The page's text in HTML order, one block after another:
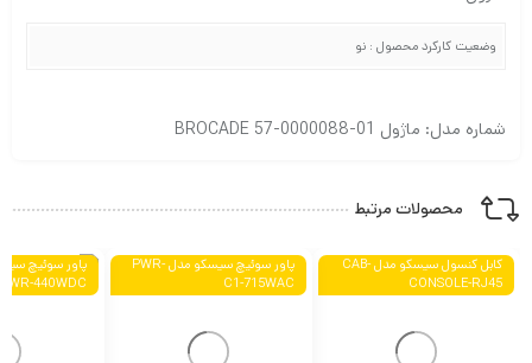
وضعیت کارکرد محصول : نو
شماره مدل: ماژول BROCADE 57-0000088-01
محصولات مرتبط
کابل کنسول سیسکو مدل CAB-
CONSOLE-RJ45
پاور سوئیچ سیسکو مدل PWR-
C1-715WAC
PWR-440WDC